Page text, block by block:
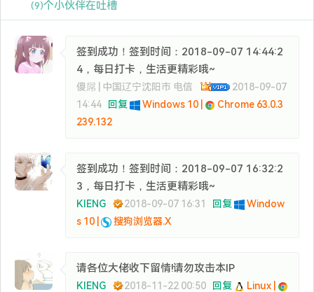
(9)个小伙伴在吐槽
签到成功！签到时间：2018-09-07 14:44:2
4，每日打卡，生活更精彩哦~
傻屌 | 中国辽宁沈阳市 电信
2018-09-07
14:44
回复 Windows 10 |
Chrome 63.0.3
239.132
签到成功！签到时间：2018-09-07 16:32:2
3，每日打卡，生活更精彩哦~
KIENG 2018-09-07 16:31 回复
Window
s 10 |
搜狗浏览器.X
请各位大佬收下留情!请勿攻击本IP
KIENG 2018-11-22 00:50 回复
Linux |